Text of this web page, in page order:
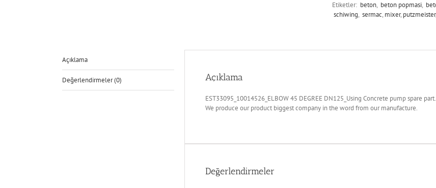
Etiketler: beton, beton popmasi,
schiwing, sermac, mixer, putzmeister,
Açıklama
Değerlendirmeler (0) Açıklama
EST33095_10014526_ELBOW 45 DEGREE DN125_Using Concrete pump spare
We produce our product biggest company in the word from our manufacture.
Değerlendirmeler